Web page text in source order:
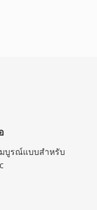
งรับอัตราสุ่ม
นทางเลือกที่
มบูรณ์แบบสำหรับ